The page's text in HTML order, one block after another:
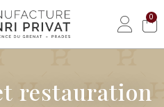
0
restauration